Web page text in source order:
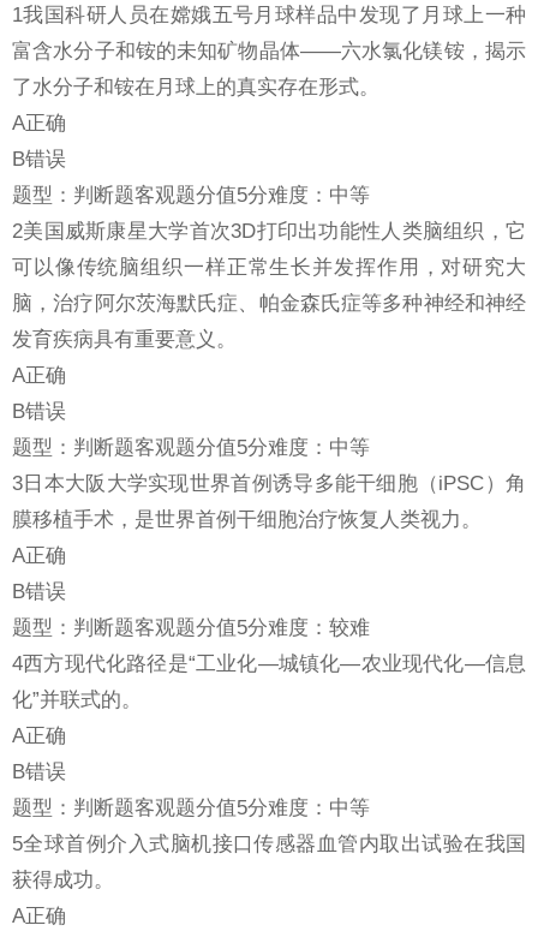
1我国科研人员在嫦娥五号月球样品中发现了月球上一种
富含水分子和铵的未知矿物晶体——六水氯化镁铵，揭示
了水分子和铵在月球上的真实存在形式。
A正确
B错误
题型：判断题客观题分值5分难度：中等
2美国威斯康星大学首次3D打印出功能性人类脑组织，它
可以像传统脑组织一样正常生长并发挥作用，对研究大
脑，治疗阿尔茨海默氏症、帕金森氏症等多种神经和神经
发育疾病具有重要意义。
A正确
B错误
题型：判断题客观题分值5分难度：中等
3日本大阪大学实现世界首例诱导多能干细胞（iPSC）角
膜移植手术，是世界首例干细胞治疗恢复人类视力。
A正确
B错误
题型：判断题客观题分值5分难度：较难
4西方现代化路径是“工业化—城镇化—农业现代化—信息
化”并联式的。
A正确
B错误
题型：判断题客观题分值5分难度：中等
5全球首例介入式脑机接口传感器血管内取出试验在我国
获得成功。
A正确